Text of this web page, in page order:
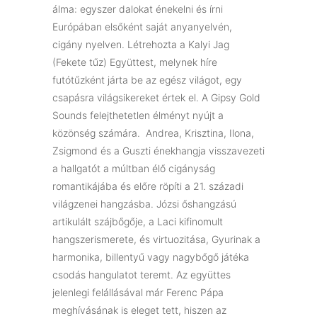
álma: egyszer dalokat énekelni és írni
Európában elsőként saját anyanyelvén,
cigány nyelven. Létrehozta a Kalyi Jag
(Fekete tűz) Együttest, melynek híre
futótűzként járta be az egész világot, egy
csapásra világsikereket értek el. A Gipsy Gold
Sounds felejthetetlen élményt nyújt a
közönség számára. Andrea, Krisztina, Ilona,
Zsigmond és a Guszti énekhangja visszavezeti
a hallgatót a múltban élő cigányság
romantikájába és előre röpíti a 21. századi
világzenei hangzásba. Józsi őshangzású
artikulált szájbőgője, a Laci kifinomult
hangszerismerete, és virtuozitása, Gyurinak a
harmonika, billentyű vagy nagybőgő játéka
csodás hangulatot teremt. Az együttes
jelenlegi felállásával már Ferenc Pápa
meghívásának is eleget tett, hiszen az